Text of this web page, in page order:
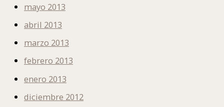
mayo 2013
abril 2013
marzo 2013
febrero 2013
enero 2013
diciembre 2012